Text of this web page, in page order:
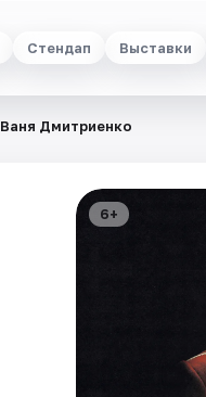
Стендап Выставки
Ваня Дмитриенко
6+